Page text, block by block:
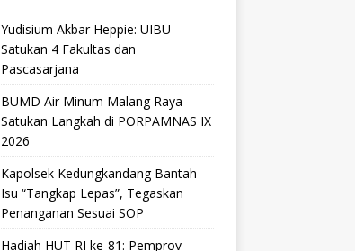
Yudisium Akbar Heppie: UIBU
Satukan 4 Fakultas dan
Pascasarjana
BUMD Air Minum Malang Raya
Satukan Langkah di PORPAMNAS IX
2026
Kapolsek Kedungkandang Bantah
Isu “Tangkap Lepas”, Tegaskan
Penanganan Sesuai SOP
Hadiah HUT RI ke-81: Pemprov